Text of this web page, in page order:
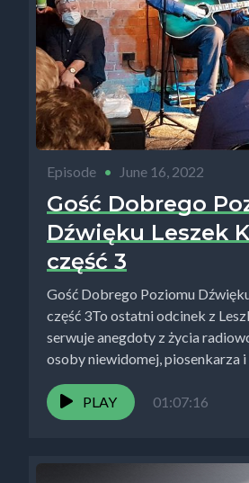
Episode • June 16, 2022
Gość Dobrego
Dźwięku Leszek
część 3
Gość Dobrego Poziomu
część 3To ostatni odcinek z
serwuje anegdoty z życia
osoby niewidomej, piosenkarza i
PLAY 01:07:16